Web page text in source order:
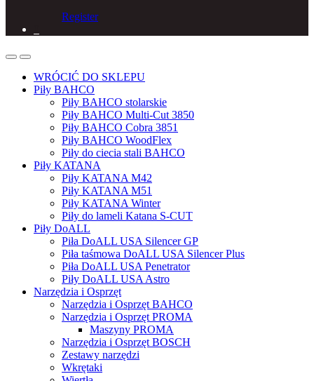
Register
WRÓCIĆ DO SKLEPU
Piły BAHCO
Piły BAHCO stolarskie
Piły BAHCO Multi-Cut 3850
Piły BAHCO Cobra 3851
Piły BAHCO WoodFlex
Piły do ciecia stali BAHCO
Piły KATANA
Piły KATANA M42
Piły KATANA M51
Piły KATANA Winter
Piły do lameli Katana S-CUT
Piły DoALL
Piła DoALL USA Silencer GP
Piła taśmowa DoALL USA Silencer Plus
Piła DoALL USA Penetrator
Piły DoALL USA Astro
Narzędzia i Osprzęt
Narzędzia i Osprzęt BAHCO
Narzędzia i Osprzęt PROMA
Maszyny PROMA
Narzędzia i Osprzęt BOSCH
Zestawy narzędzi
Wkrętaki